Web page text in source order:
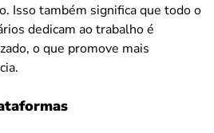
Isso também significa que todo o
dedicam ao trabalho é
o que promove mais